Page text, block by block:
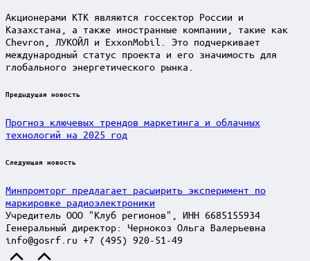
Акционерами КТК являются госсектор России и
Казахстана, а также иностранные компании, такие как
Chevron, ЛУКОЙЛ и ExxonMobil. Это подчеркивает
международный статус проекта и его значимость для
глобального энергетического рынка.
Post
Предыдущая новость
Прогноз ключевых трендов маркетинга и облачных
технологий на 2025 год
Следующая новость
Минпромторг предлагает расширить эксперимент по
маркировке радиоэлектроники
Учредитель ООО "Клуб регионов", ИНН 6685155934
Генеральный директор: Чернокоз Ольга Валерьевна
info@gosrf.ru +7 (495) 920-51-49